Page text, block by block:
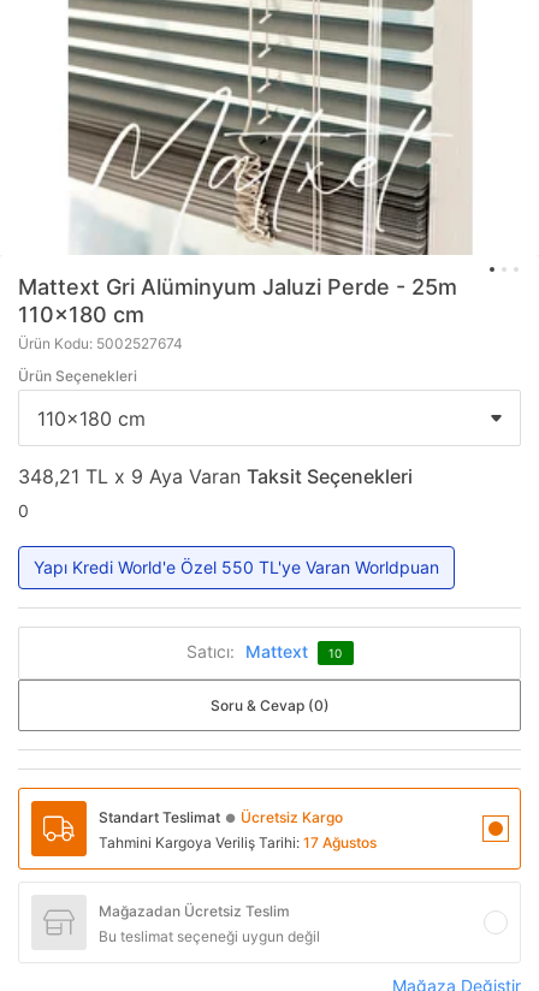
Mattext Gri Alüminyum Jaluzi Perde - 25m
110x180 cm
Ürün Kodu: 5002527674
Ürün Seçenekleri
348,21 TL x 9 Aya Varan Taksit Seçenekleri
0
Yapı Kredi World'e Özel 550 TL'ye Varan Worldpuan
Satıcı: Mattext 10
Soru & Cevap (0)
Standart Teslimat ● Ücretsiz Kargo
Tahmini Kargoya Veriliş Tarihi: 17 Ağustos
Mağazadan Ücretsiz Teslim
Bu teslimat seçeneği uygun değil
Mağaza Değiştir